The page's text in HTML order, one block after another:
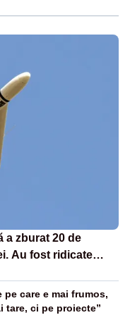
a zburat 20 de
Au fost ridicate
care e mai frumos,
tare, ci pe proiecte”